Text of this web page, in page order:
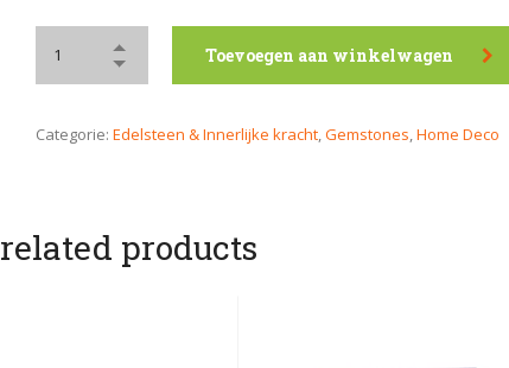
Toevoegen aan winkelwagen
Categorie: Edelsteen & Innerlijke kracht,Gemstones,Home Deco
related products